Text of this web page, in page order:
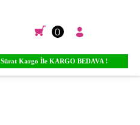
0
PUAN Kazanmaya Başlayın...
İPİ 2 mm Makrome İp